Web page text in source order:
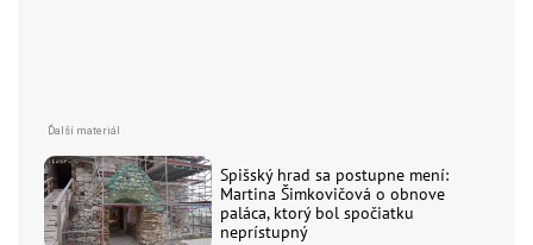
Spišský hrad sa postupne mení:
Martina Šimkovičová o obnove
paláca, ktorý bol spočiatku
neprístupný